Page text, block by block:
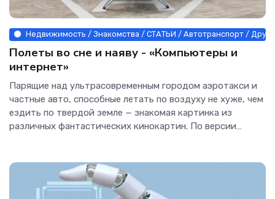
Недвижимость / Знакомства / СТАТЬИ / Автотранспорт /
Полеты во сне и наяву - «Компьютеры и
интернет»
Парящие над ультрасовременным городом аэротакси и
частные авто, способные летать по воздуху не хуже, чем
ездить по твердой земле — знакомая картинка из
различных фантастических кинокартин. По версии